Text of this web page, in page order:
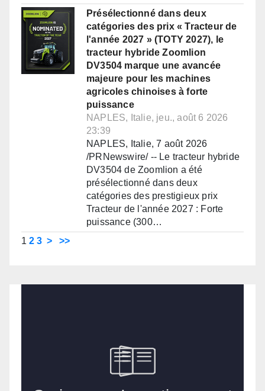
Présélectionné dans deux
catégories des prix « Tracteur de
l'année 2027 » (TOTY 2027), le
tracteur hybride Zoomlion
DV3504 marque une avancée
majeure pour les machines
agricoles chinoises à forte
puissance
NAPLES, Italie, jeu., août 6 2026
23:39
NAPLES, Italie, 7 août 2026
/PRNewswire/ -- Le tracteur hybride
DV3504 de Zoomlion a été
présélectionné dans deux
catégories des prestigieux prix
Tracteur de l'année 2027 : Forte
puissance (300…
1 2 3 > >>